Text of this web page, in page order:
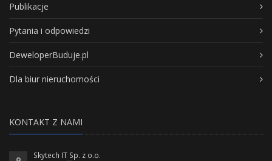
Publikacje
Pytania i odpowiedzi
DeweloperBuduje.pl
Dla biur nieruchomości
KONTAKT Z NAMI
Skytech IT Sp. z o.o.